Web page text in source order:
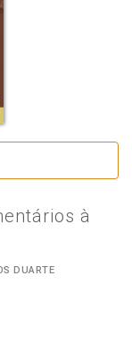
à
DUARTE